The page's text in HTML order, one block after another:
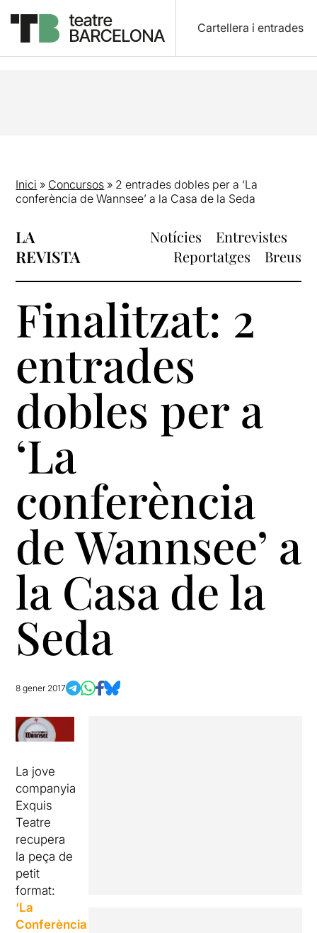
Cartellera i entrades
Inici » Concursos » 2 entrades dobles per a ‘La
conferència de Wannsee’ a la Casa de la Seda
LA
REVISTA
Notícies
Entrevistes
Reportatges
Breus
Finalitzat: 2
entrades
dobles per a
‘La
conferència
de Wannsee’ a
la Casa de la
Seda
8 gener 2017
La jove
companyia
Exquis
Teatre
recupera
la peça de
petit
format:
‘La
Conferència